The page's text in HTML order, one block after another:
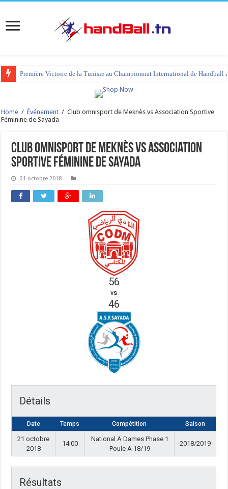
Première Victoire de la Tunisie au Championnat International de Handball
Home / Événement / Club omnisport de Meknès vs Association Sportive
Féminine de Sayada
Club omnisport de Meknès vs Association
Sportive Féminine de Sayada
21 octobre 2018
56
vs
46
Détails
Date Temps Compétition Saison
21 octobre
2018
14:00
National A Dames Phase 1
Poule A 18/19
2018/2019
Résultats